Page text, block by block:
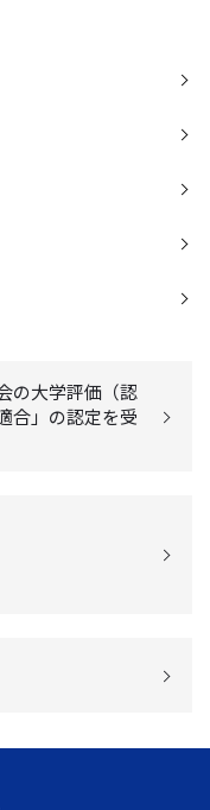
の大学評価（認
合」の認定を受